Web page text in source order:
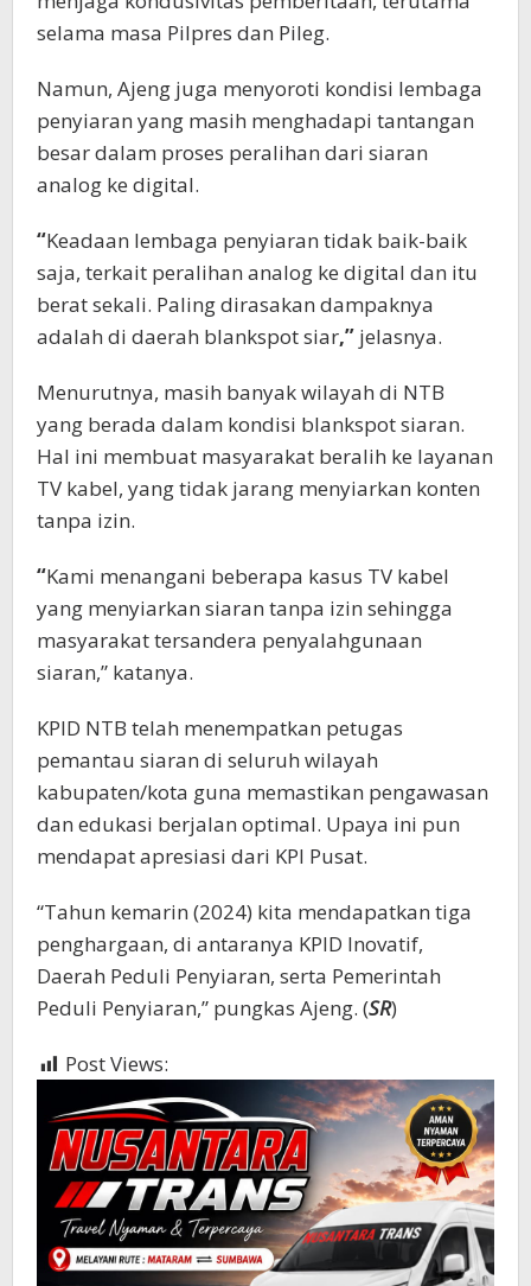
selama masa Pilpres dan Pileg.
Namun, Ajeng juga menyoroti kondisi lembaga
penyiaran yang masih menghadapi tantangan
besar dalam proses peralihan dari siaran
analog ke digital.
“Keadaan lembaga penyiaran tidak baik-baik
saja, terkait peralihan analog ke digital dan itu
berat sekali. Paling dirasakan dampaknya
adalah di daerah blankspot siar,” jelasnya.
Menurutnya, masih banyak wilayah di NTB
yang berada dalam kondisi blankspot siaran.
Hal ini membuat masyarakat beralih ke layanan
TV kabel, yang tidak jarang menyiarkan konten
tanpa izin.
“Kami menangani beberapa kasus TV kabel
yang menyiarkan siaran tanpa izin sehingga
masyarakat tersandera penyalahgunaan
siaran,” katanya.
KPID NTB telah menempatkan petugas
pemantau siaran di seluruh wilayah
kabupaten/kota guna memastikan pengawasan
dan edukasi berjalan optimal. Upaya ini pun
mendapat apresiasi dari KPI Pusat.
“Tahun kemarin (2024) kita mendapatkan tiga
penghargaan, di antaranya KPID Inovatif,
Daerah Peduli Penyiaran, serta Pemerintah
Peduli Penyiaran,” pungkas Ajeng. (SR)
Post Views: